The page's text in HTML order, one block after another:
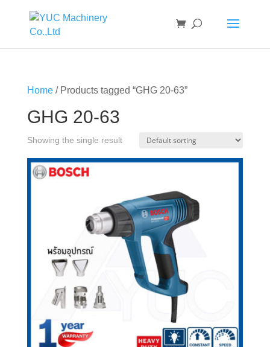
Home/ Products tagged “GHG 20-63”
GHG 20-63
Showing the single result